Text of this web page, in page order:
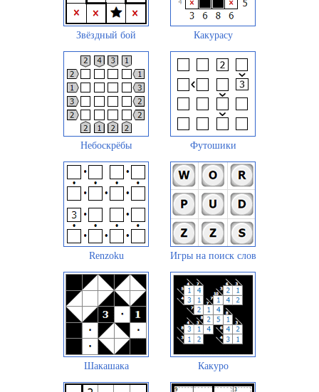
Звёздный бой Какурасу
Небоскрёбы Футошики
Renzoku Игры на поиск слов
Шакашака Какуро